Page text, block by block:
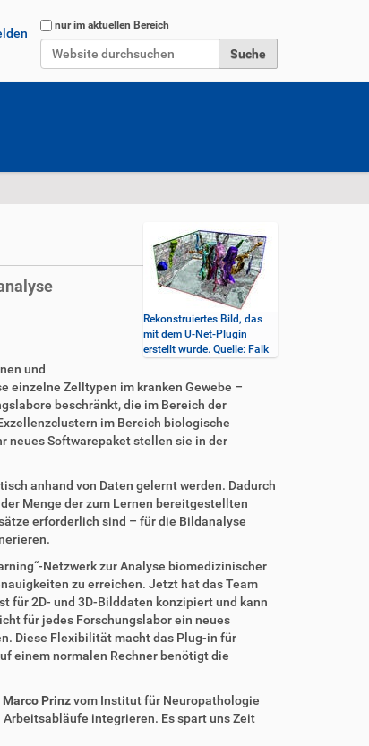
Website durchsuchen
nur im aktuellen Bereich
Rekonstruiertes Bild, das
mit dem U-Net-Plugin
erstellt wurde. Quelle: Falk
und
einzelne Zelltypen im kranken Gewebe –
beschränkt, die im Bereich der
im Bereich biologische
neues Softwarepaket stellen sie in der
anhand von Daten gelernt werden. Dadurch
Menge der zum Lernen bereitgestellten
erforderlich sind – für die Bildanalyse
Netzwerk zur Analyse biomedizinischer
zu erreichen. Jetzt hat das Team
für 2D- und 3D-Bilddaten konzipiert und kann
für jedes Forschungslabor ein neues
Diese Flexibilität macht das Plug-in für
einem normalen Rechner benötigt die
Marco Prinzvom Institut für Neuropathologie
integrieren. Es spart uns Zeit